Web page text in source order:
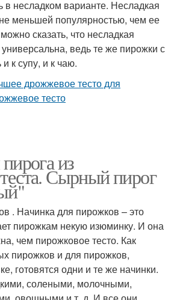
в несладком варианте. Несладкая
меньшей популярностью, чем ее
сказать, что несладкая
ведь те же пирожки с
к супу, и к чаю.
из
Сырный пирог
. Начинка для пирожков – это
пирожкам некую изюминку. И она
чем пирожковое тесто. Как
пирожков и для пирожков,
готовятся одни и те же начинки.
солеными, молочными,